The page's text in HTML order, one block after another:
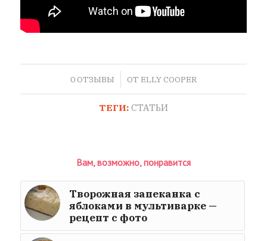
0 ОТЗЫВЫ
/ ОТ ELLY COOPER
ТЕГИ: СТАТЬИ
Вам, возможно, понравится
Творожная запеканка с
яблоками в мультиварке —
рецепт с фото